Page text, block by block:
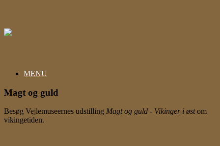
MENU
Magt og guld
Besøg Vejlemuseernes udstilling Magt og guld - Vikinger i østom
vikingetiden.